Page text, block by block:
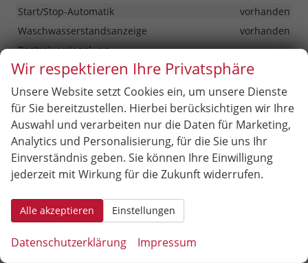
Start/Stop-Automatik
vorhanden
Waschwasserstandsanzeige
vorhanden
Zentralverriegelung
Zentralverriegelung, Zentralverriegelung mit
Funkfernbedienung, Schlüssellose Zentralverriegelung
(Keyless Go)
Außen
Anhängerkupplung
Abnehmbar
Außenspiegel
Außenspiegel beheizbar, Außenspiegel elektrisch
Dachreling
Wir respektieren Ihre Privatsphäre
Unsere Website setzt Cookies ein, um unsere Dienste
für Sie bereitzustellen. Hierbei berücksichtigen wir Ihre
Auswahl und verarbeiten nur die Daten für Marketing,
Analytics und Personalisierung, für die Sie uns Ihr
Einverständnis geben. Sie können Ihre Einwilligung
jederzeit mit Wirkung für die Zukunft widerrufen.
Alle akzeptieren Einstellungen
Datenschutzerklärung Impressum